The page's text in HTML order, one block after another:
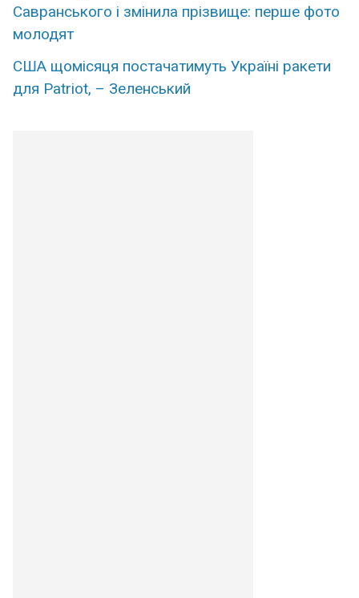
Савранського і змінила прізвище: перше фото
молодят
США щомісяця постачатимуть Україні ракети
для Patriot, – Зеленський